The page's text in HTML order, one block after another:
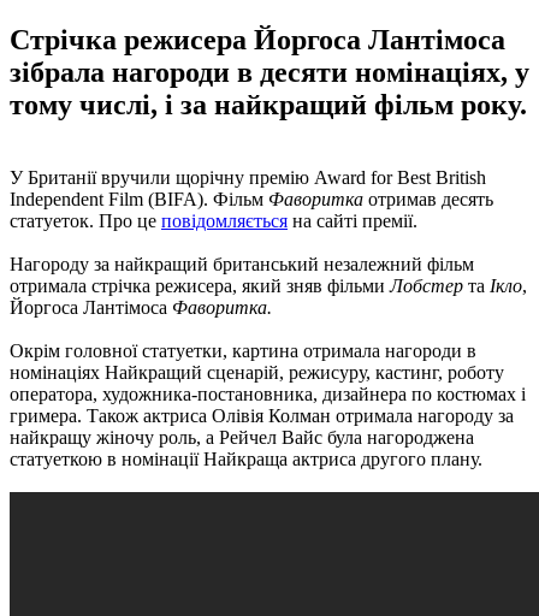
Стрічка режисера Йоргоса Лантімоса
зібрала нагороди в десяти номінаціях, у
тому числі, і за найкращий фільм року.
У Британії вручили щорічну премію Award for Best British
Independent Film (BIFA). Фільм Фаворитка отримав десять
статуеток. Про це повідомляється на сайті премії.
Нагороду за найкращий британський незалежний фільм
отримала стрічка режисера, який зняв фільмиЛобстер та Ікло,
Йоргоса Лантімоса Фаворитка.
Окрім головної статуетки, картина отримала нагороди в
номінаціях Найкращий сценарій, режисуру, кастинг, роботу
оператора, художника-постановника, дизайнера по костюмах і
гримера. Також актриса Олівія Колман отримала нагороду за
найкращу жіночу роль, а Рейчел Вайс була нагороджена
статуеткою в номінації Найкраща актриса другого плану.